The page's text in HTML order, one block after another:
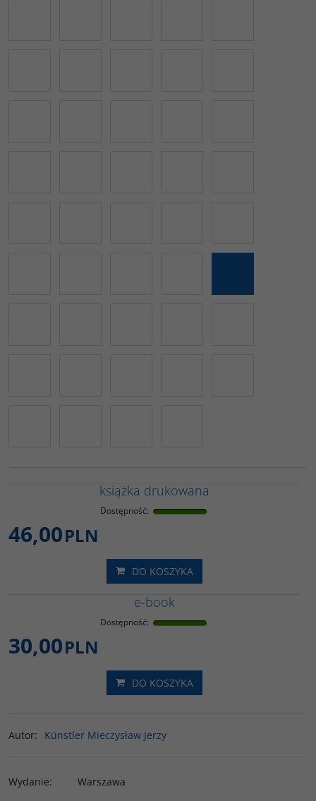
książka drukowana
Dostępność:
46,00PLN
DO KOSZYKA
e-book
Dostępność:
30,00PLN
DO KOSZYKA
Autor: Künstler Mieczysław Jerzy
Wydanie:
Warszawa